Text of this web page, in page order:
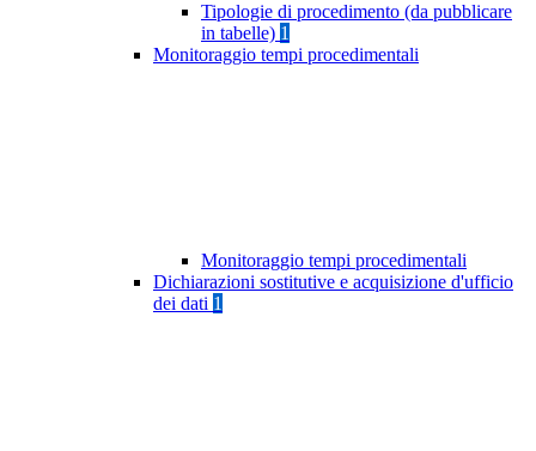
Tipologie di procedimento (da pubblicare
in tabelle) 1
Monitoraggio tempi procedimentali
Monitoraggio tempi procedimentali
Dichiarazioni sostitutive e acquisizione d'ufficio
dei dati 1